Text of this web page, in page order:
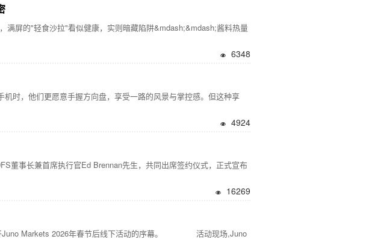
屏的"轻食沙拉"看似健康，实则暗藏陷阱&mdash;&mdash;酱料热量
6348
时，他们更愿意手握方向盘，享受一路的风景与掌控感。但这种享
4924
事长兼首席执行官Ed Brennan先生，共同出席签约仪式，正式宣布
16269
开Juno Markets 2026年春节后线下活动的序幕。 活动现场,Juno